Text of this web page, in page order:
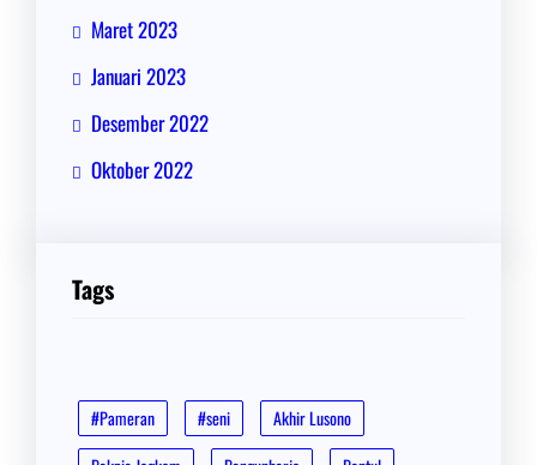
Maret 2023
Januari 2023
Desember 2022
Oktober 2022
Tags
#Pameran #seni
Akhir Lusono